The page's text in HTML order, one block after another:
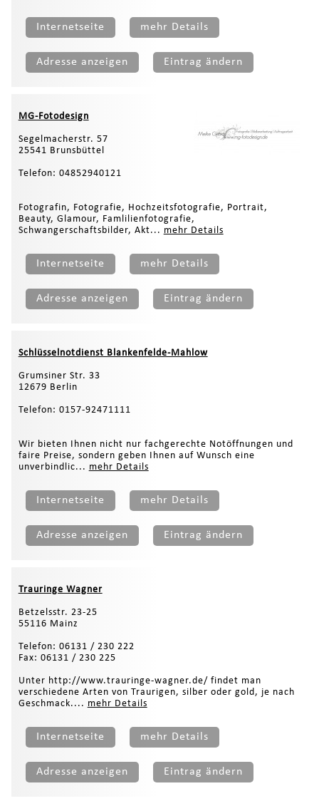
Internetseite mehr Details
Adresse anzeigen Eintrag ändern
MG-Fotodesign
Segelmacherstr. 57
25541 Brunsbüttel
Telefon: 04852940121
Fotografin, Fotografie, Hochzeitsfotografie, Portrait,
Beauty, Glamour, Famlilienfotografie,
Schwangerschaftsbilder, Akt... mehr Details
Internetseite mehr Details
Adresse anzeigen Eintrag ändern
Schlüsselnotdienst Blankenfelde-Mahlow
Grumsiner Str. 33
12679 Berlin
Telefon: 0157-92471111
Wir bieten Ihnen nicht nur fachgerechte Notöffnungen und
faire Preise, sondern geben Ihnen auf Wunsch eine
unverbindlic... mehr Details
Internetseite mehr Details
Adresse anzeigen Eintrag ändern
Trauringe Wagner
Betzelsstr. 23-25
55116 Mainz
Telefon: 06131 / 230 222
Fax: 06131 / 230 225
Unter http://www.trauringe-wagner.de/ findet man
verschiedene Arten von Traurigen, silber oder gold, je nach
Geschmack.... mehr Details
Internetseite mehr Details
Adresse anzeigen Eintrag ändern